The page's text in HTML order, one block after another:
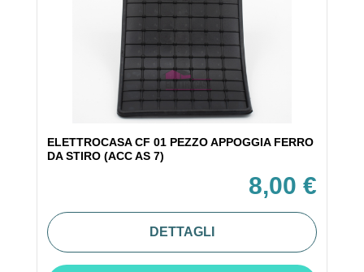
ELETTROCASA CF 01 PEZZO APPOGGIA FERRO
DA STIRO (ACC AS 7)
8,00 €
DETTAGLI